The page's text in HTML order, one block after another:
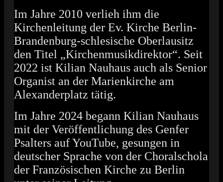
Im Jahre 2010 verlieh ihm die
Kirchenleitung der Ev. Kirche Berlin-
Brandenburg-schlesische Oberlausitz
den Titel „Kirchenmusikdirektor“. Seit
2022 ist Kilian Nauhaus auch als Senior
Organist an der Marienkirche am
Alexanderplatz tätig.
Im Jahre 2024 begann Kilian Nauhaus
mit der Veröffentlichung des Genfer
Psalters auf YouTube, gesungen in
deutscher Sprache von der Choralschola
der Französischen Kirche zu Berlin